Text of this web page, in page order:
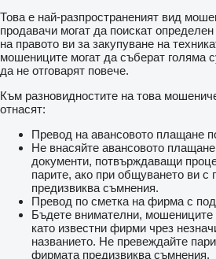
Това е най-разпространеният вид
продавачи могат да поискат определен
на правото ви за закупуване на
мошениците могат да съберат голяма
да не отговарят повече.
Към разновидностите на това
отнасят:
Превод на авансовото плащане
Не внасяйте авансовото
документи, потвърждаващи
парите, ако при общуването ви с
предизвиква съмнения.
Превод по сметка на фирма с
Бъдете внимателни, мошениците
като известни фирми чрез
названието. Не превеждайте
фирмата предизвиква съмнения.